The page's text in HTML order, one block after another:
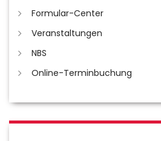
Formular-Center
Veranstaltungen
NBS
Online-Terminbuchung